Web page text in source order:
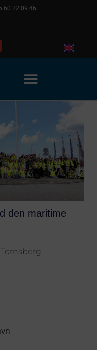
60 22 09 46
den maritime
Tornsberg